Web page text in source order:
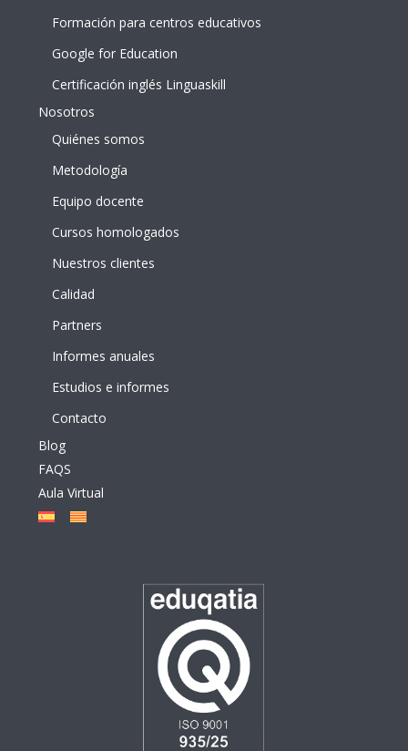
Formación para centros educativos
Google for Education
Certificación inglés Linguaskill
Nosotros
Quiénes somos
Metodología
Equipo docente
Cursos homologados
Nuestros clientes
Calidad
Partners
Informes anuales
Estudios e informes
Contacto
Blog
FAQS
Aula Virtual